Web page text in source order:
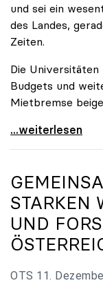
und sei ein
des Landes,
Zeiten.
Die Universitäten
Budgets und
Mietbremse
„Verzögerung
...weiterlesen
STARKEN
UND
OTS 11.